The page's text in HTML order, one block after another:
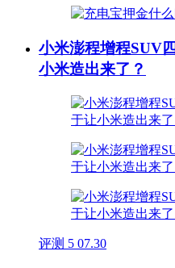
小米澎程增程SUV
小米造出来了？
评测 5 07.30